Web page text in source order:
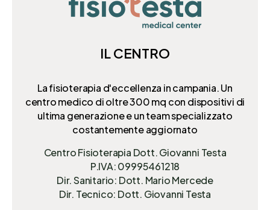
IL CENTRO
La fisioterapia d'eccellenza in campania. Un
centro medico di oltre 300 mq con dispositivi di
ultima generazione e un team specializzato
costantemente aggiornato
Centro Fisioterapia Dott. Giovanni Testa
P.IVA: 09995461218
Dir. Sanitario: Dott. Mario Mercede
Dir. Tecnico: Dott. Giovanni Testa